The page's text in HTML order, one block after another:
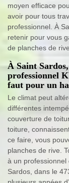
moyen efficace
avoir pour tous
professionnel. À
retenir pour vous
de planches de rive.
À Saint
professionnel
faut pour un
Le climat peut
différentes
couverture de
toiture,
ce faire, vous
planches de rive.
à un professionnel
Sardos, dans le